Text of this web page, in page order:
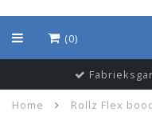
(0)
Home Rollz Flex